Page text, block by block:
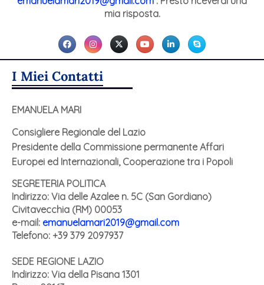
mia risposta.
I Miei Contatti
EMANUELA MARI
Consigliere Regionale del Lazio
Presidente della Commissione permanente Affari
Europei ed Internazionali, Cooperazione tra i Popoli
SEGRETERIA POLITICA
Indirizzo: Via delle Azalee n. 5C (San Gordiano)
Civitavecchia (RM) 00053
e-mail: emanuelamari2019@gmail.com
Telefono: +39 379 2097937
SEDE REGIONE LAZIO
Indirizzo: Via della Pisana 1301